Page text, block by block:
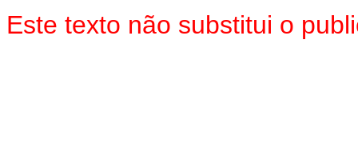
Este texto não substitui o